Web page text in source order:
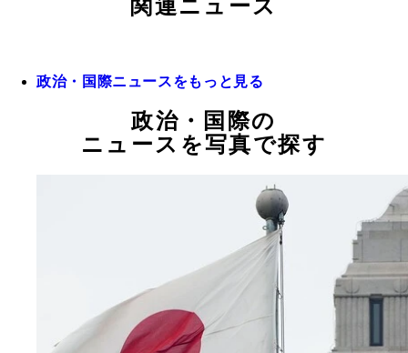
関連ニュース
政治・国際ニュースをもっと見る
政治・国際の
ニュースを写真で探す